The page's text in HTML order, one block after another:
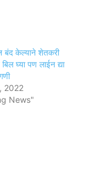
बंद केल्याने शेतकरी
घ्या पण लाईन द्या
2022
News"